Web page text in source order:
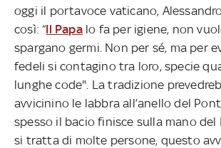
oggi il portavoce vaticano,
così: “Il Papalo fa per igiene, non
spargano germi. Non per sé, ma per
fedeli si contagino tra loro, specie
lunghe code". La tradizione
avvicinino le labbra all’anello del
spesso il bacio finisce sulla mano del
si tratta di molte persone, questo